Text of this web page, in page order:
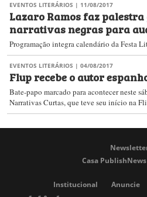
EVENTOS LITERÁRIOS | 11/08/2017
Lazaro Ramos faz
narrativas negras para
Programação integra calendário da Festa
EVENTOS LITERÁRIOS | 04/08/2017
Flup recebe o autor
Bate-papo marcado para acontecer neste
Narrativas Curtas, que teve seu início na
Casa
Institucional Anuncie